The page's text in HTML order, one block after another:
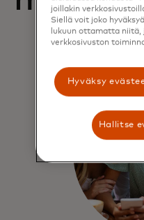
joillakin
Siellä voit joko
lukuun ottamatta
verkkosivuston
Hyväksy
Hallitse